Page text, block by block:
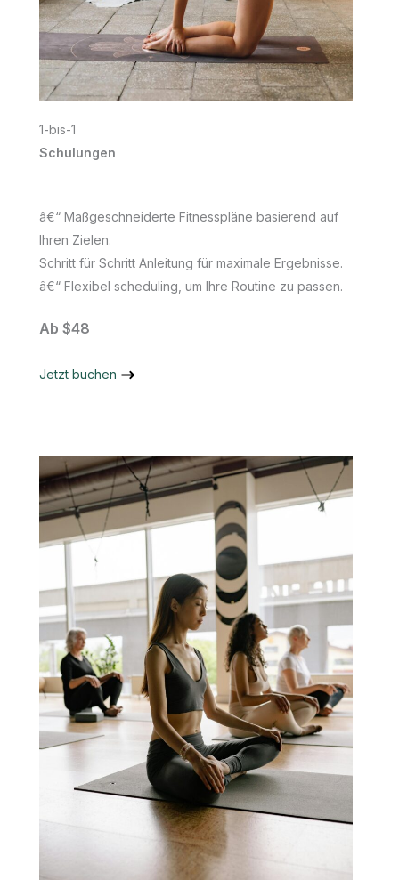
1-bis-1
Schulungen
â€“ Maßgeschneiderte Fitnesspläne basierend auf
Ihren Zielen.
Schritt für Schritt Anleitung für maximale Ergebnisse.
â€“ Flexibel scheduling, um Ihre Routine zu passen.
Ab $48
Jetzt buchen